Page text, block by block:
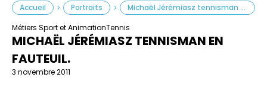
Métiers Sport et AnimationTennis
Accueil > Portraits > Michaël Jérémiasz tennisman en fauteuil.
MICHAËL JÉRÉMIASZ TENNISMAN EN
FAUTEUIL.
3 novembre 2011